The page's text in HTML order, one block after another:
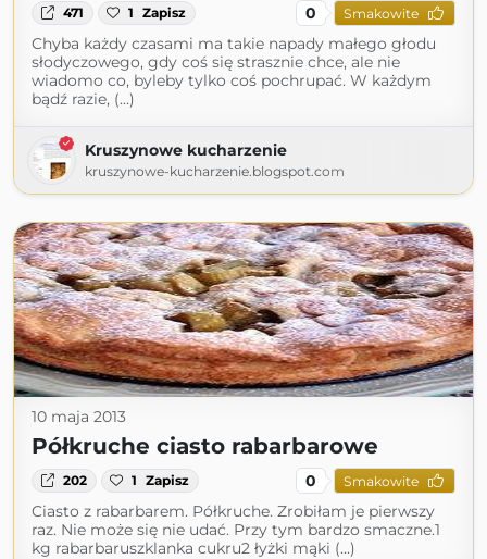
471 1 Zapisz 0 Smakowite
Chyba każdy czasami ma takie napady małego głodu
słodyczowego, gdy coś się strasznie chce, ale nie
wiadomo co, byleby tylko coś pochrupać. W każdym
bądź razie, (...)
Kruszynowe kucharzenie
kruszynowe-kucharzenie.blogspot.com
10 maja 2013
Półkruche ciasto rabarbarowe
202 1 Zapisz 0 Smakowite
Ciasto z rabarbarem. Półkruche. Zrobiłam je pierwszy
raz. Nie może się nie udać. Przy tym bardzo smaczne.1
kg rabarbaruszklanka cukru2 łyżki mąki (...)